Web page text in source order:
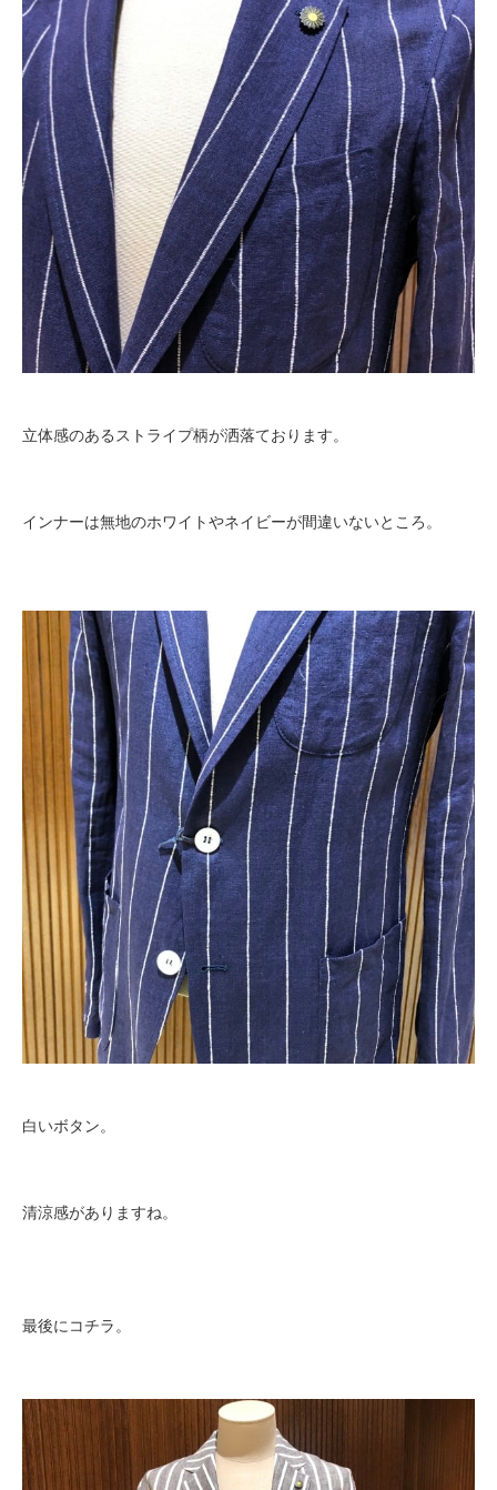
立体感のあるストライプ柄が洒落ております。
インナーは無地のホワイトやネイビーが間違いないところ。
白いボタン。
清涼感がありますね。
最後にコチラ。